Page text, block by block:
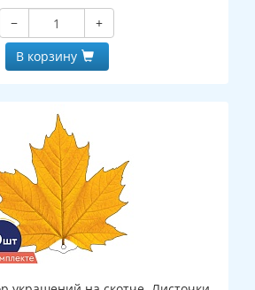
−
+
В корзину